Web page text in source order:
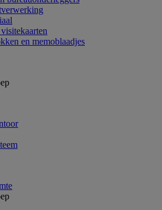
en memoblaadjes